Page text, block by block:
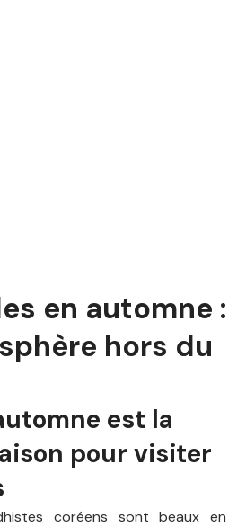
en automne :
hors du
est la
pour visiter
coréens sont beaux en